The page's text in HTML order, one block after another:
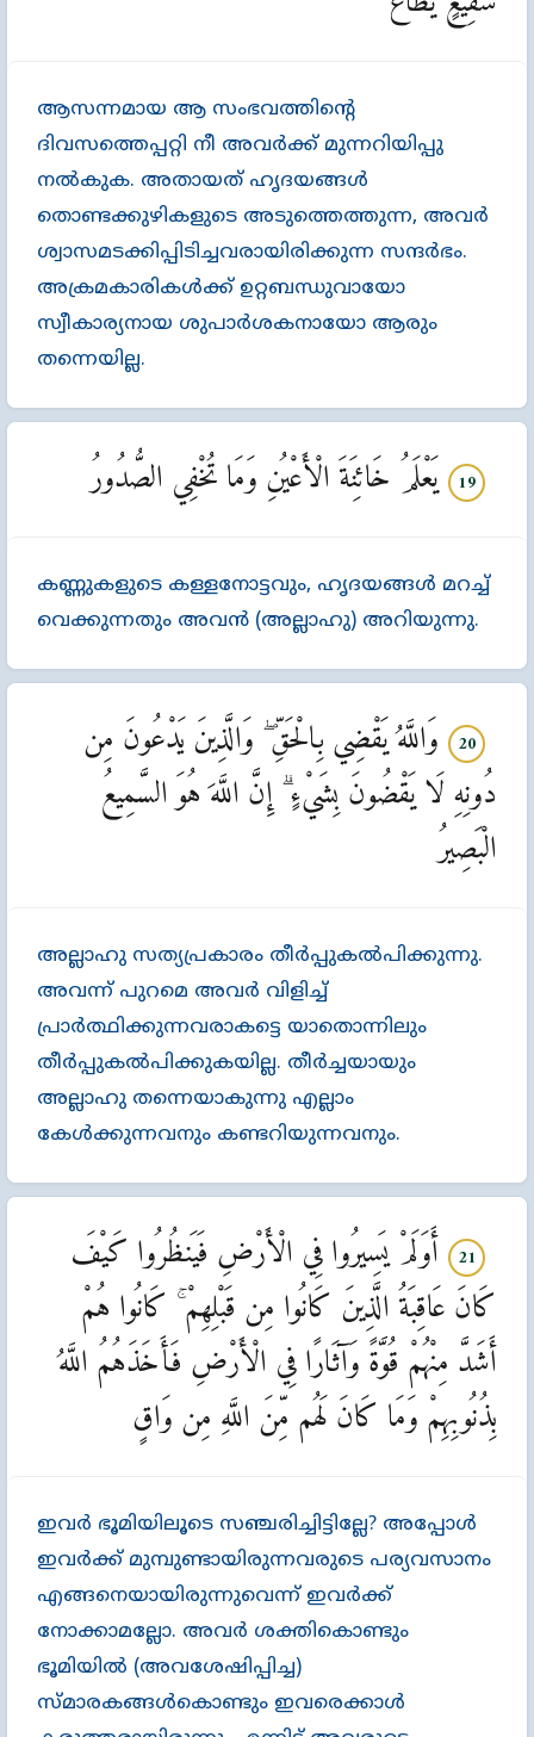
ആസന്നമായ ആ സംഭവത്തിന്‍റെ
ദിവസത്തെപ്പറ്റി നീ അവര്‍ക്ക്‌ മുന്നറിയിപ്പു
നല്‍കുക. അതായത്‌ ഹൃദയങ്ങള്‍
തൊണ്ടക്കുഴികളുടെ അടുത്തെത്തുന്ന, അവര്‍
ശ്വാസമടക്കിപ്പിടിച്ചവരായിരിക്കുന്ന സന്ദര്‍ഭം.
അക്രമകാരികള്‍ക്ക്‌ ഉറ്റബന്ധുവായോ
സ്വീകാര്യനായ ശുപാര്‍ശകനായോ ആരും
തന്നെയില്ല.
കണ്ണുകളുടെ കള്ളനോട്ടവും, ഹൃദയങ്ങള്‍ മറച്ച്‌
വെക്കുന്നതും അവന്‍ (അല്ലാഹു) അറിയുന്നു.
19 يَعْلَمُ خَائِنَةَ الْأَعْيُنِ وَمَا تُخْفِي الصُّدُورُ
അല്ലാഹു സത്യപ്രകാരം തീര്‍പ്പുകല്‍പിക്കുന്നു.
അവന്ന്‌ പുറമെ അവര്‍ വിളിച്ച്‌
പ്രാര്‍ത്ഥിക്കുന്നവരാകട്ടെ യാതൊന്നിലും
തീര്‍പ്പുകല്‍പിക്കുകയില്ല. തീര്‍ച്ചയായും
അല്ലാഹു തന്നെയാകുന്നു എല്ലാം
കേള്‍ക്കുന്നവനും കണ്ടറിയുന്നവനും.
20
وَاللَّهُ يَقْضِي بِالْحَقِّ ۖ وَالَّذِينَ يَدْعُونَ مِن
دُونِهِ لَا يَقْضُونَ بِشَيْءٍ ۗ إِنَّ اللَّهَ هُوَ السَّمِيعُ
الْبَصِيرُ
ഇവര്‍ ഭൂമിയിലൂടെ സഞ്ചരിച്ചിട്ടില്ലേ? അപ്പോള്‍
ഇവര്‍ക്ക്‌ മുമ്പുണ്ടായിരുന്നവരുടെ പര്യവസാനം
എങ്ങനെയായിരുന്നുവെന്ന്‌ ഇവര്‍ക്ക്‌
നോക്കാമല്ലോ. അവര്‍ ശക്തികൊണ്ടും
ഭൂമിയില്‍ (അവശേഷിപ്പിച്ച)
സ്മാരകങ്ങള്‍കൊണ്ടും ഇവരെക്കാള്‍
21
أَوَلَمْ يَسِيرُوا فِي الْأَرْضِ فَيَنظُرُوا كَيْفَ
كَانَ عَاقِبَةُ الَّذِينَ كَانُوا مِن قَبْلِهِمْ ۚ كَانُوا هُمْ
أَشَدَّ مِنْهُمْ قُوَّةً وَآثَارًا فِي الْأَرْضِ فَأَخَذَهُمُ اللَّهُ
بِذُنُوبِهِمْ وَمَا كَانَ لَهُم مِّنَ اللَّهِ مِن وَاقٍ